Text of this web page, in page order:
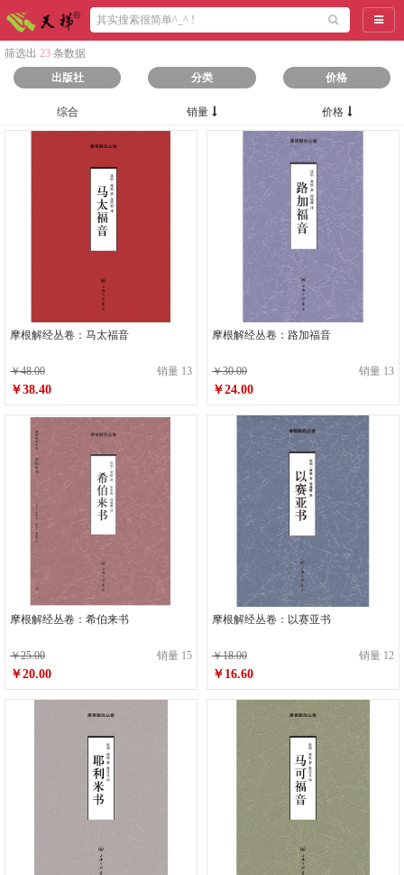
导航
筛选出 23 条数据
出版社
分类 价格
综合 销量 价格
摩根解经丛卷：马太福音
￥48.00 销量 13
￥38.40
摩根解经丛卷：路加福音
￥30.00 销量 13
￥24.00
摩根解经丛卷：希伯来书
￥25.00 销量 15
￥20.00
摩根解经丛卷：以赛亚书
￥18.00 销量 12
￥16.60